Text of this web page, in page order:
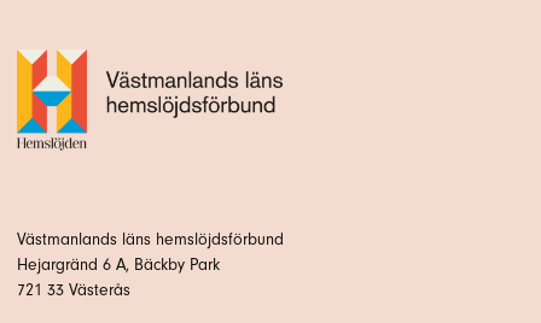
Västmanlands läns hemslöjdsförbund
Hejargränd 6 A, Bäckby Park
721 33 Västerås